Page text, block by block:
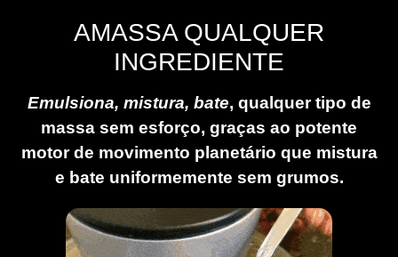
AMASSA QUALQUER
INGREDIENTE
Emulsiona, mistura, bate, qualquer tipo de
massa sem esforço, graças ao potente
motor de movimento planetário que mistura
e bate uniformemente sem grumos.